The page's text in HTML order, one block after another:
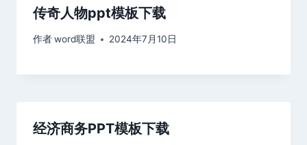
传奇人物ppt模板下载
作者word联盟 2024年7月10日
经济商务PPT模板下载